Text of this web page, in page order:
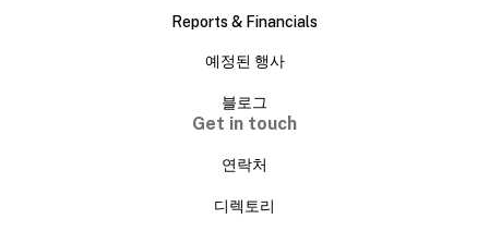
Reports & Financials
예정된 행사
블로그
Get in touch
연락처
디렉토리